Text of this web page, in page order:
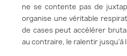
ne se contente pas de
organise une véritable
de cases peut accélérer
au contraire, le ralentir jusqu’à